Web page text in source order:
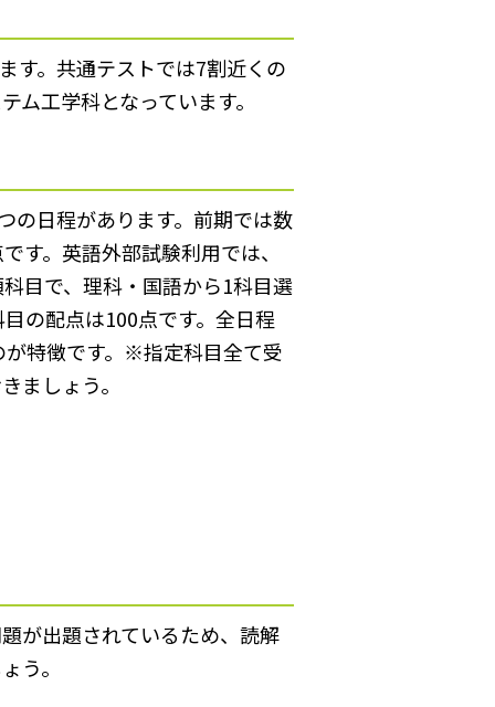
す。共通テストでは7割近くの
工学科となっています。
の日程があります。前期では数
す。英語外部試験利用では、
目で、理科・国語から1科目選
の配点は100点です。全日程
が特徴です。※指定科目全て受
ましょう。
が出題されているため、読解
う。